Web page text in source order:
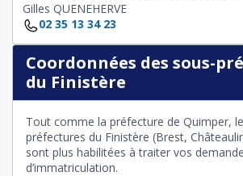
Gilles QUENEHERVE
02 35 13 34 23
Coordonnées des sous-
du Finistère
Tout comme la préfecture de Quimper,
préfectures du Finistère (Brest,
sont plus habilitées à traiter vos
d’immatriculation.